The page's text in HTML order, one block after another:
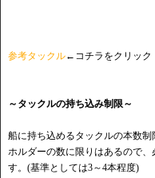
参考タックル←コチラをクリック
～タックルの持ち込み制限～
船に持ち込めるタックルの本数
ホルダーの数に限りはあるので
す。(基準としては3～4本程度)